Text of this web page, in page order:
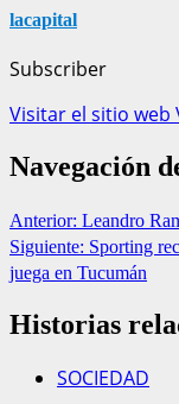
lacapital
Subscriber
Visitar el sitio web
Navegación
Anterior: Leandro
Siguiente: Sporting
juega en Tucumán
Historias
SOCIEDAD